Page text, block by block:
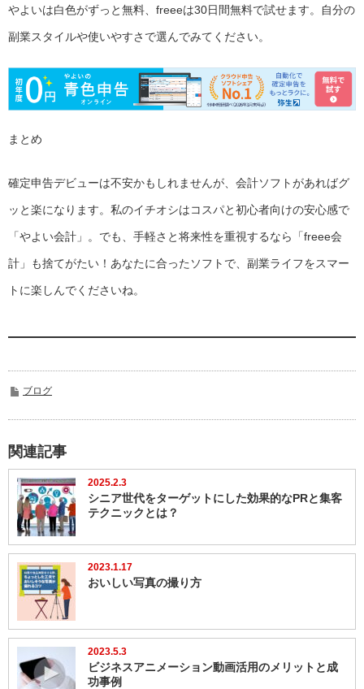
やよいは白色がずっと無料、freeeは30日間無料で試せます。自分の
副業スタイルや使いやすさで選んでみてください。
まとめ
確定申告デビューは不安かもしれませんが、会計ソフトがあればグ
ッと楽になります。私のイチオシはコスパと初心者向けの安心感で
「やよい会計」。でも、手軽さと将来性を重視するなら「freee会
計」も捨てがたい！あなたに合ったソフトで、副業ライフをスマー
トに楽しんでくださいね。
ブログ
関連記事
2025.2.3
シニア世代をターゲットにした効果的なPRと集客
テクニックとは？
2023.1.17
おいしい写真の撮り方
2023.5.3
ビジネスアニメーション動画活用のメリットと成
功事例